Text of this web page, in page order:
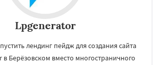
Lpgenerator
лендинг пейдж для создания сайта
в Берёзовском вместо многостраничного